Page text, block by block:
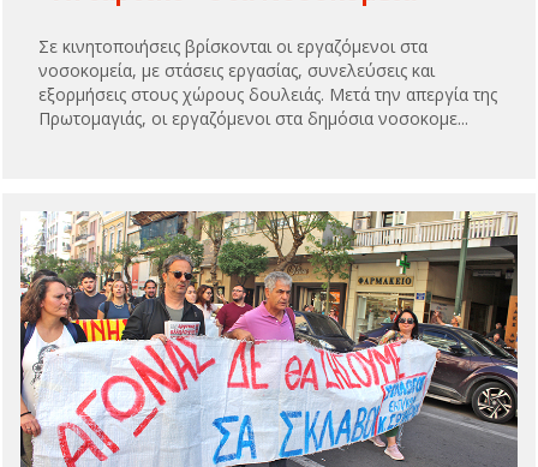
Σε κινητοποιήσεις βρίσκονται οι εργαζόμενοι στα
νοσοκομεία, με στάσεις εργασίας, συνελεύσεις και
εξορμήσεις στους χώρους δουλειάς. Μετά την απεργία της
Πρωτομαγιάς, οι εργαζόμενοι στα δημόσια νοσοκομε...